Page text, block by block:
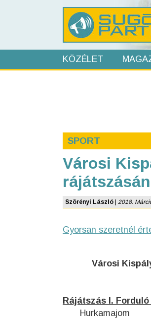
KÖZÉLET
SPORT
Városi
Szörényi László 2018.
Gyorsan szeretnél
Városi
Rájátszás I.